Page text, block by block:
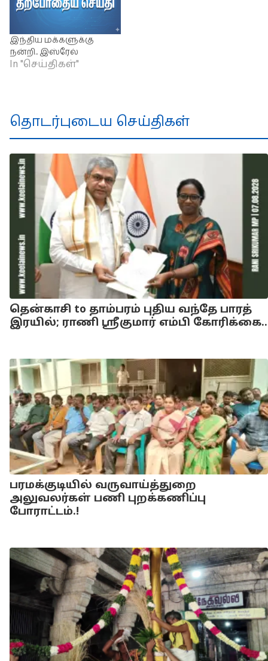
இந்திய மக்களுக்கு
நன்றி.. இஸ்ரேல்
In "செய்திகள்"
தொடர்புடைய செய்திகள்
தென்காசி to தாம்பரம் புதிய வந்தே பாரத்
இரயில்; ராணி ஸ்ரீகுமார் எம்பி கோரிக்கை..
பரமக்குடியில் வருவாய்த்துறை
அலுவலர்கள் பணி புறக்கணிப்பு
போராட்டம்.!